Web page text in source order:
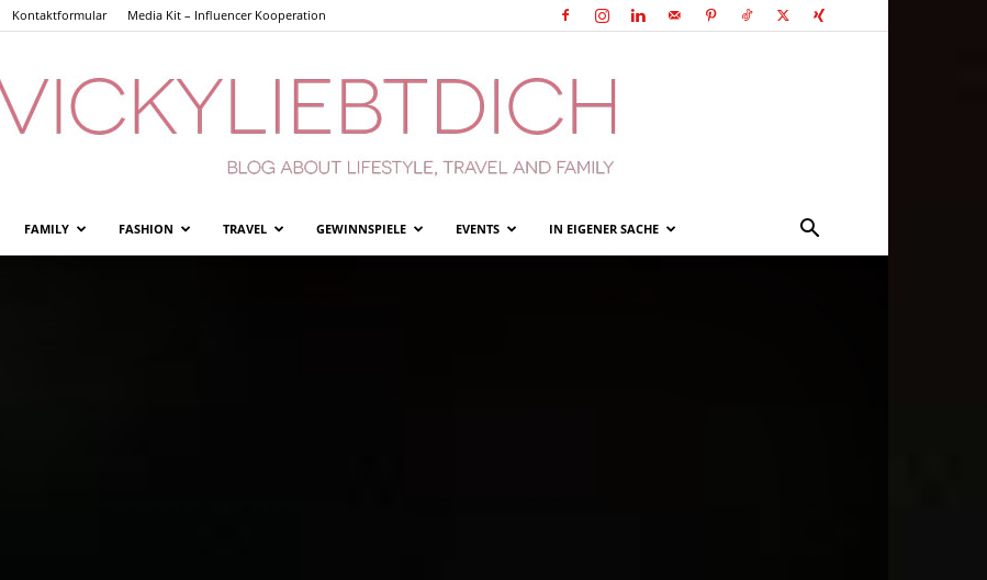
Kontaktformular Media Kit – Influencer Kooperation
FAMILY FASHION TRAVEL GEWINNSPIELE EVENTS IN EIGENER SACHE